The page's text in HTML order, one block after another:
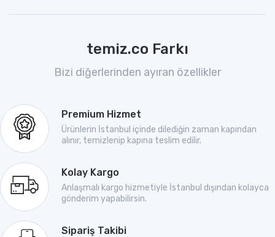
temiz.co Farkı
Bizi diğerlerinden ayıran özellikler
Premium Hizmet
Ürünlerin İstanbul içinde dilediğin zaman kapından
alınır, temizlenip kapına teslim edilir.
Kolay Kargo
Anlaşmalı kargo hizmetiyle İstanbul dışından kolayca
gönderim yapabilirsin.
Sipariş Takibi